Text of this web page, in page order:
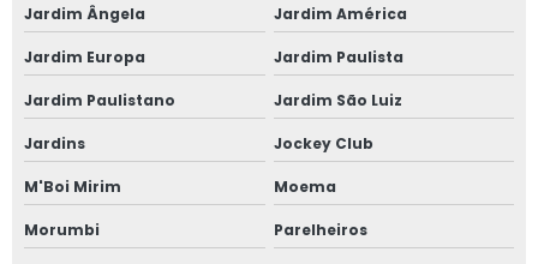
Janela para casas de alto padrão
Janela de correr 2 folhas
Janela de correr 2 folhas alumínio
Janela de correr 3 folhas
Janela de correr 4 folhas
Jardim Ângela Jardim América
Jardim Europa Jardim Paulista
Jardim Paulistano Jardim São Luiz
Jardins Jockey Club
M'Boi Mirim Moema
Morumbi Parelheiros